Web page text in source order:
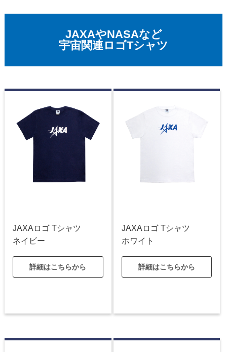
JAXAやNASAなど
宇宙関連ロゴTシャツ
JAXAロゴ Tシャツ
ネイビー
詳細はこちらから
JAXAロゴ Tシャツ
ホワイト
詳細はこちらから